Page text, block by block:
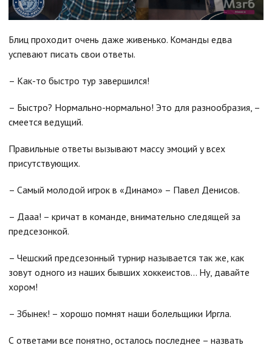
Блиц проходит очень даже живенько. Команды едва
успевают писать свои ответы.
– Как-то быстро тур завершился!
– Быстро? Нормально-нормально! Это для разнообразия, –
смеется ведущий.
Правильные ответы вызывают массу эмоций у всех
присутствующих.
– Самый молодой игрок в «Динамо» – Павел Денисов.
– Дааа! – кричат в команде, внимательно следящей за
предсезонкой.
– Чешский предсезонный турнир называется так же, как
зовут одного из наших бывших хоккеистов… Ну, давайте
хором!
– Збынек! – хорошо помнят наши болельщики Иргла.
С ответами все понятно, осталось последнее – назвать